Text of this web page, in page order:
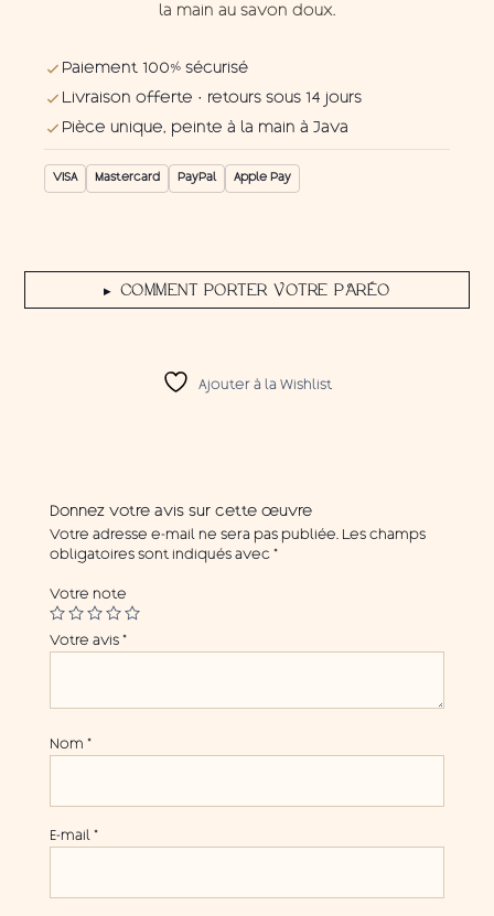
la main au savon doux.
Paiement 100% sécurisé
Livraison offerte · retours sous 14 jours
Pièce unique, peinte à la main à Java
VISA Mastercard PayPal Apple Pay
▶ COMMENT PORTER VOTRE PARÉO
Ajouter à la Wishlist
Donnez votre avis sur cette œuvre
Votre adresse e-mail ne sera pas publiée. Les champs
obligatoires sont indiqués avec *
Votre note
Votre avis *
Nom *
E-mail *